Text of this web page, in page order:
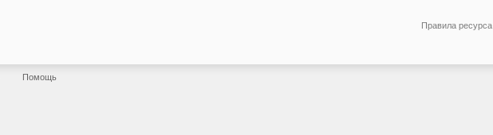
Правила ресурса
Помощь